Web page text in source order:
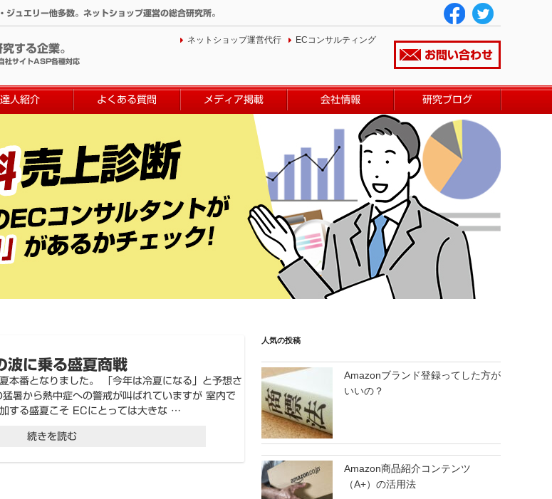
ュエリー他多数。ネットショップ運営の総合研究所。
する企業。
社サイトASP各種対応
ネットショップ運営代行 ECコンサルティング
お問い合わせ
達人紹介 よくある質問 メディア掲載 会社情報 研究ブログ
波に乗る盛夏商戦
本番となりました。 「今年は冷夏になる」と予想さ
暑から熱中症への警戒が叫ばれていますが 室内で
する盛夏こそ ECにとっては大きな …
“暑
続きを読む
人気の投稿
Amazonブランド登録ってした方が
いいの？
Amazon商品紹介コンテンツ
（A+）の活用法